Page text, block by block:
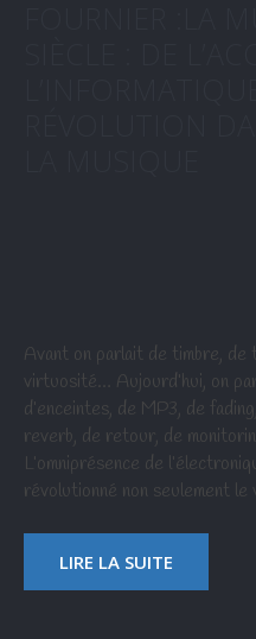
Avant on parlait de timbre, de
virtuosité… Aujourd’hui, on
d’enceintes, de MP3, de
reverb, de retour, de
L’omniprésence de
révolutionné non seulement le
LIRE LA SUITE